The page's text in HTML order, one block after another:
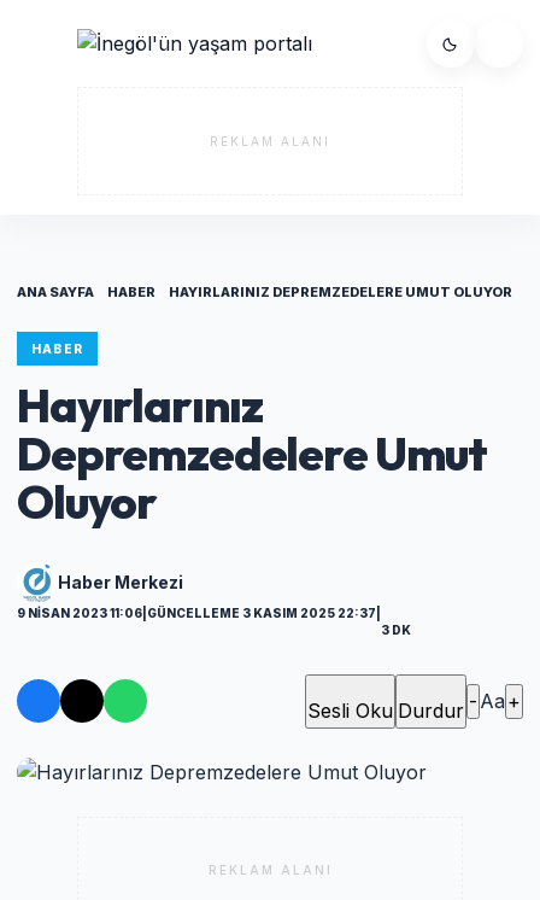
REKLAM ALANI
ANA SAYFA HABER HAYIRLARINIZ DEPREMZEDELERE UMUT OLUYOR
HABER
Hayırlarınız
Depremzedelere Umut
Oluyor
Haber Merkezi
9 NISAN 2023 11:06 GÜNCELLEME 3 KASIM 2025 22:37
3 DK
Sesli Oku Durdur - Aa+
REKLAM ALANI